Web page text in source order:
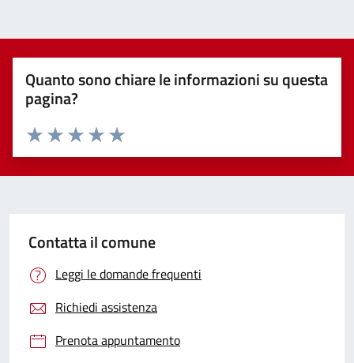
Quanto sono chiare le informazioni su questa
pagina?
Valuta 5 stelle su 5
Valuta 4 stelle su 5
Valuta 3 stelle su 5
Valuta 2 stelle su 5
Valuta 1 stelle su 5
Contatta il comune
Leggi le domande frequenti
Richiedi assistenza
Prenota appuntamento